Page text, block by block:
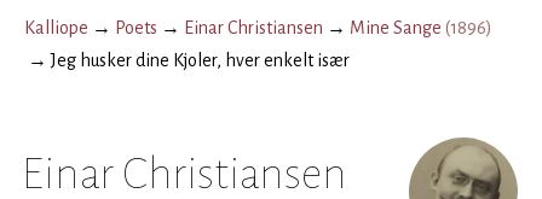
Kalliope → Poets → Einar Christiansen → Mine Sange (1896)
→Jeg husker dine Kjoler, hver enkelt især
Einar Christiansen